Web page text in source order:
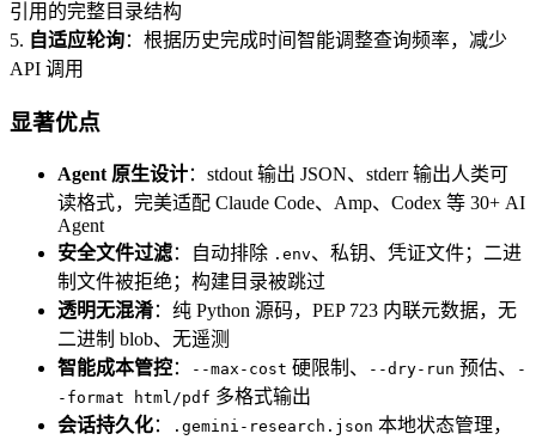
引用的完整目录结构
5. 自适应轮询：根据历史完成时间智能调整查询频率，减少
API 调用
显著优点
Agent 原生设计：stdout 输出 JSON、stderr 输出人类可
读格式，完美适配 Claude Code、Amp、Codex 等 30+ AI
Agent
安全文件过滤：自动排除 .env、私钥、凭证文件；二进
制文件被拒绝；构建目录被跳过
透明无混淆：纯 Python 源码，PEP 723 内联元数据，无
二进制 blob、无遥测
智能成本管控： --max-cost 硬限制、 --dry-run 预估、
-
-format html/pdf 多格式输出
会话持久化： .gemini-research.json 本地状态管理，